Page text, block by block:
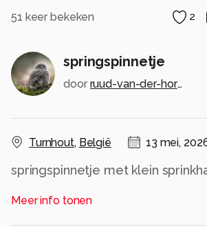
51 keer bekeken 2
springspinnetje
door ruud-van-der-horst
Turnhout, België 13 mei,
springspinnetje met klein
Alle rechten voorbehouden
Meer info tonen